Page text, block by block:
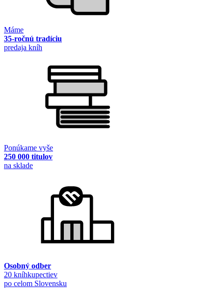
Máme
35-ročnú tradíciu
predaja kníh
Ponúkame vyše
250 000 titulov
na sklade
Osobný odber
20 kníhkupectiev
po celom Slovensku